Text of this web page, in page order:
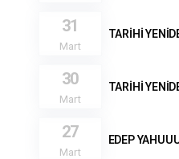
31
Mart
TARİHİ
30
Mart
TARİHİ
27
Mart
EDEP